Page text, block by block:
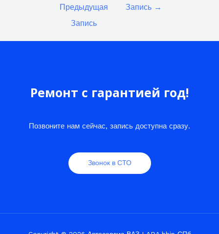
Предыдущая
Запись
Запись →
Ремонт с гарантией год!
Позвоните нам сейчас, запись доступна сразу.
Звонок в СТО